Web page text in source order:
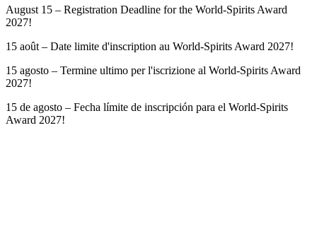
August 15 – Registration Deadline for the World-Spirits Award
2027!
15 août – Date limite d'inscription au World-Spirits Award 2027!
15 agosto – Termine ultimo per l'iscrizione al World-Spirits Award
2027!
15 de agosto – Fecha límite de inscripción para el World-Spirits
Award 2027!